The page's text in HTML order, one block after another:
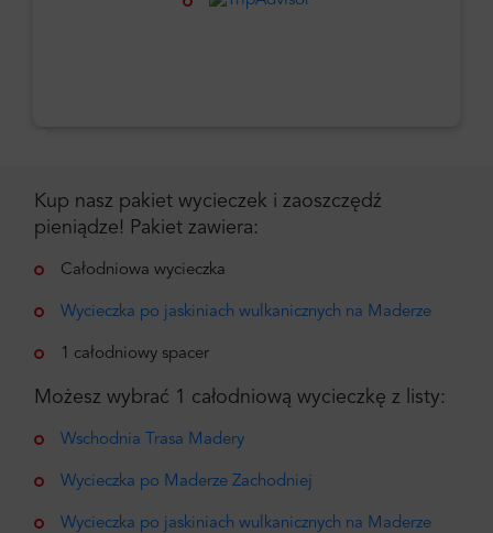
Kup nasz pakiet wycieczek i zaoszczędź
pieniądze! Pakiet zawiera:
Całodniowa wycieczka
Wycieczka po jaskiniach wulkanicznych na Maderze
1 całodniowy spacer
Możesz wybrać 1 całodniową wycieczkę z listy:
Wschodnia Trasa Madery
Wycieczka po Maderze Zachodniej
Wycieczka po jaskiniach wulkanicznych na Maderze